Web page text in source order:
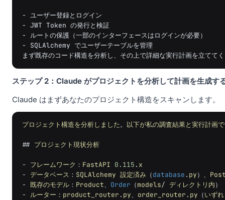
- ユーザー登録とログイン
- JWT Token の発行と検証
- ルートの保護（一部のインターフェースはログインが必要）
- SQLAlchemy でユーザーテーブルを管理
ステップ 2：Claude がプロジェクトを分析して計画を生成す
Claude はまずあなたのプロジェクト構造をスキャンします。
プロジェクト構造を分析しました。 以下が私の調査結果と実行計画
## プロジェクト現状分析
- フレームワーク ： FastAPI 0.115 . x
- データベース ： SQLAlchemy 設定済み （database . py）、
-
既存のモデル ： Product、 Order （models/ ディレクトリ内）
-
ルーター ： product_router . py、 order_router . py （いず